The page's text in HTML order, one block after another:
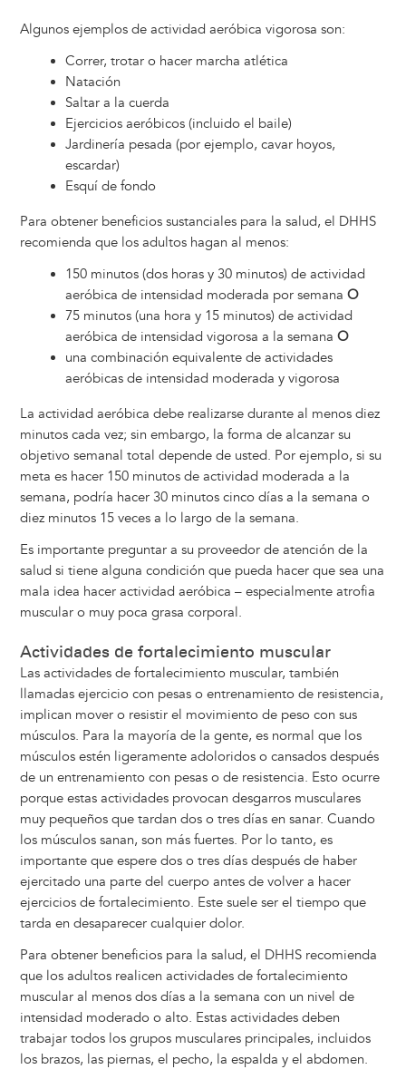
Algunos ejemplos de actividad aeróbica vigorosa son:
Correr, trotar o hacer marcha atlética
Natación
Saltar a la cuerda
Ejercicios aeróbicos (incluido el baile)
Jardinería pesada (por ejemplo, cavar hoyos,
escardar)
Esquí de fondo
Para obtener beneficios sustanciales para la salud, el DHHS
recomienda que los adultos hagan al menos:
150 minutos (dos horas y 30 minutos) de actividad
aeróbica de intensidad moderada por semana O
75 minutos (una hora y 15 minutos) de actividad
aeróbica de intensidad vigorosa a la semana O
una combinación equivalente de actividades
aeróbicas de intensidad moderada y vigorosa
La actividad aeróbica debe realizarse durante al menos diez
minutos cada vez; sin embargo, la forma de alcanzar su
objetivo semanal total depende de usted. Por ejemplo, si su
meta es hacer 150 minutos de actividad moderada a la
semana, podría hacer 30 minutos cinco días a la semana o
diez minutos 15 veces a lo largo de la semana.
Es importante preguntar a su proveedor de atención de la
salud si tiene alguna condición que pueda hacer que sea una
mala idea hacer actividad aeróbica – especialmente atrofia
muscular o muy poca grasa corporal.
Actividades de fortalecimiento muscular
Las actividades de fortalecimiento muscular, también
llamadas ejercicio con pesas o entrenamiento de resistencia,
implican mover o resistir el movimiento de peso con sus
músculos. Para la mayoría de la gente, es normal que los
músculos estén ligeramente adoloridos o cansados después
de un entrenamiento con pesas o de resistencia. Esto ocurre
porque estas actividades provocan desgarros musculares
muy pequeños que tardan dos o tres días en sanar. Cuando
los músculos sanan, son más fuertes. Por lo tanto, es
importante que espere dos o tres días después de haber
ejercitado una parte del cuerpo antes de volver a hacer
ejercicios de fortalecimiento. Este suele ser el tiempo que
tarda en desaparecer cualquier dolor.
Para obtener beneficios para la salud, el DHHS recomienda
que los adultos realicen actividades de fortalecimiento
muscular al menos dos días a la semana con un nivel de
intensidad moderado o alto. Estas actividades deben
trabajar todos los grupos musculares principales, incluidos
los brazos, las piernas, el pecho, la espalda y el abdomen.